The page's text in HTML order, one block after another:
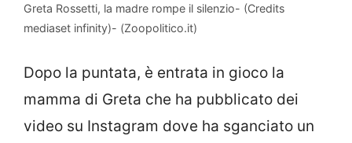
Greta Rossetti, la madre rompe il silenzio- (Credits
mediaset infinity)- (Zoopolitico.it)
Dopo la puntata, è entrata in gioco la
mamma di Greta che ha pubblicato dei
video su Instagram dove ha sganciato un